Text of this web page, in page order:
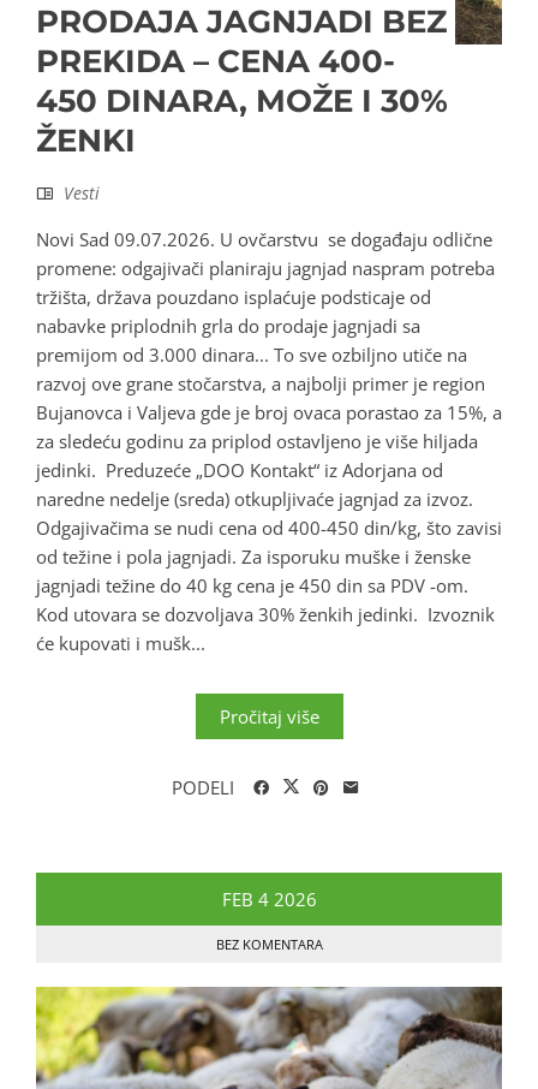
PRODAJA JAGNJADI BEZ
PREKIDA – CENA 400-
450 DINARA, MOŽE I 30%
ŽENKI
Vesti
Novi Sad 09.07.2026. U ovčarstvu se događaju odlične
promene: odgajivači planiraju jagnjad naspram potreba
tržišta, država pouzdano isplaćuje podsticaje od
nabavke priplodnih grla do prodaje jagnjadi sa
premijom od 3.000 dinara... To sve ozbiljno utiče na
razvoj ove grane stočarstva, a najbolji primer je region
Bujanovca i Valjeva gde je broj ovaca porastao za 15%, a
za sledeću godinu za priplod ostavljeno je više hiljada
jedinki. Preduzeće „DOO Kontakt“ iz Adorjana od
naredne nedelje (sreda) otkupljivaće jagnjad za izvoz.
Odgajivačima se nudi cena od 400-450 din/kg, što zavisi
od težine i pola jagnjadi. Za isporuku muške i ženske
jagnjadi težine do 40 kg cena je 450 din sa PDV -om.
Kod utovara se dozvoljava 30% ženkih jedinki. Izvoznik
će kupovati i mušk...
Pročitaj više
PODELI
FEB 4 2026
BEZ KOMENTARA